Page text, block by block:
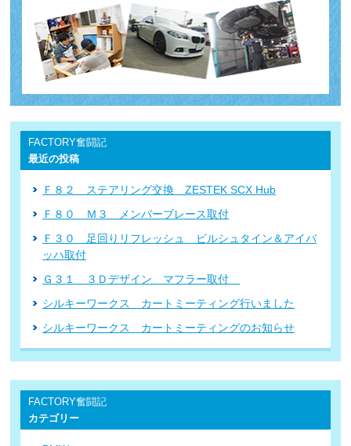
FACTORY奮闘記
最近の投稿
Ｆ８２ ステアリング交換 ZESTEK SCX Hub
Ｆ８０ Ｍ３ メンバーブレース取付
Ｆ３０ 足回りリフレッシュ ビルシュタイン＆アイバ
ッハ取付
Ｇ３１ ３Ｄデザイン マフラー取付
シルキーワークス カートミーティング行いました
シルキーワークス カートミーティングのお知らせ
FACTORY奮闘記
カテゴリー